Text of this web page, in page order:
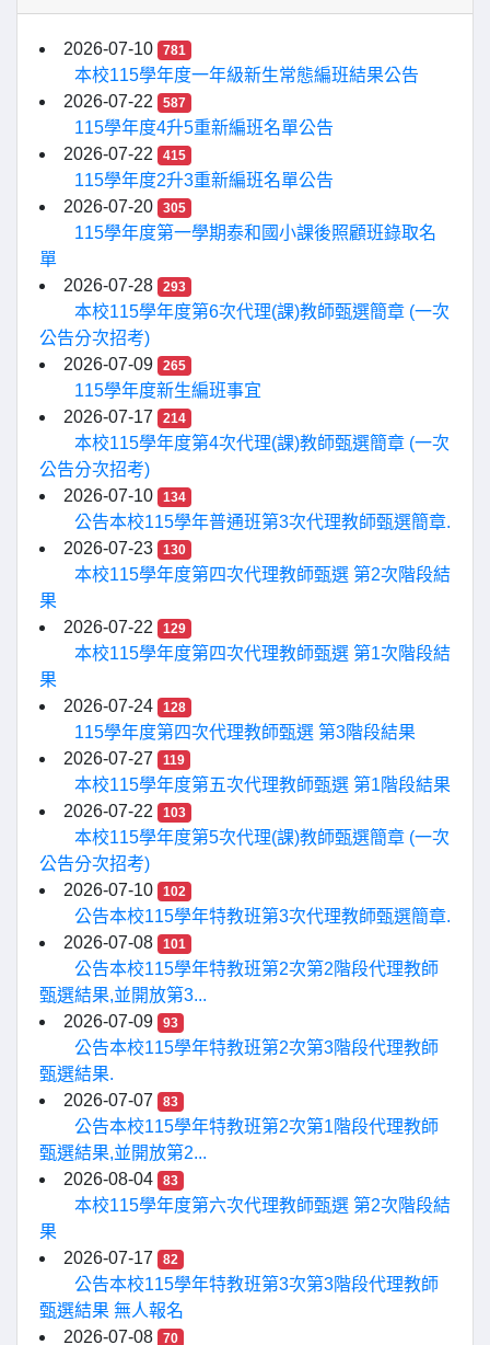
2026-07-10 781
本校115學年度一年級新生常態編班結果公告
2026-07-22
587
115學年度4升5重新編班名單公告
2026-07-22
415
115學年度2升3重新編班名單公告
2026-07-20
305
115學年度第一學期泰和國小課後照顧班錄取名
單
2026-07-28
293
本校115學年度第6次代理(課)教師甄選簡章 (一次
公告分次招考)
2026-07-09
265
115學年度新生編班事宜
2026-07-17
214
本校115學年度第4次代理(課)教師甄選簡章 (一次
公告分次招考)
2026-07-10
134
公告本校115學年普通班第3次代理教師甄選簡章.
2026-07-23
130
本校115學年度第四次代理教師甄選 第2次階段結
果
2026-07-22
129
本校115學年度第四次代理教師甄選 第1次階段結
果
2026-07-24
128
115學年度第四次代理教師甄選 第3階段結果
2026-07-27
119
本校115學年度第五次代理教師甄選 第1階段結果
2026-07-22
103
本校115學年度第5次代理(課)教師甄選簡章 (一次
公告分次招考)
2026-07-10
102
公告本校115學年特教班第3次代理教師甄選簡章.
2026-07-08
101
公告本校115學年特教班第2次第2階段代理教師
甄選結果,並開放第3...
2026-07-09
93
公告本校115學年特教班第2次第3階段代理教師
甄選結果.
2026-07-07
83
公告本校115學年特教班第2次第1階段代理教師
甄選結果,並開放第2...
2026-08-04
83
本校115學年度第六次代理教師甄選 第2次階段結
果
2026-07-17
82
公告本校115學年特教班第3次第3階段代理教師
甄選結果 無人報名
2026-07-08
70